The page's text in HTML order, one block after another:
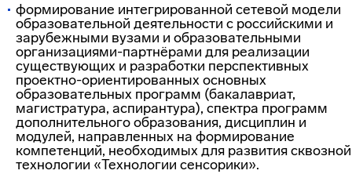
формирование интегрированной сетевой модели
образовательной деятельности с российскими и
зарубежными вузами и образовательными
организациями-партнёрами для реализации
существующих и разработки перспективных
проектно-ориентированных основных
образовательных программ (бакалавриат,
магистратура, аспирантура), спектра программ
дополнительного образования, дисциплин и
модулей, направленных на формирование
компетенций, необходимых для развития сквозной
технологии «Технологии сенсорики».